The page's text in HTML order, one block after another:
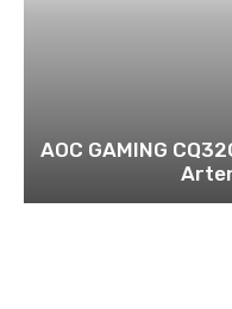
AOC GAMING